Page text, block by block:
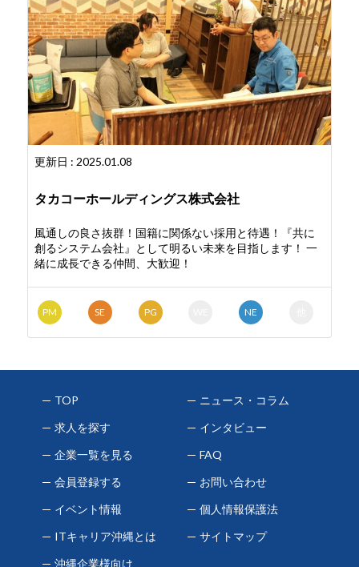
更新日 : 2025.01.08
タカコーホールディングス株式会社
風通しの良さ抜群！国籍に関係ない採用と待遇！『共に
創るシステム会社』として明るい未来を目指します！ 一
緒に成長できる仲間、大歓迎！
PM SE PG NE
TOP
求人を探す
企業一覧を見る
会員登録する
イベント情報
ITキャリア沖縄とは
沖縄企業様向け
ニュース・コラム
インタビュー
FAQ
お問い合わせ
個人情報保護法
サイトマップ